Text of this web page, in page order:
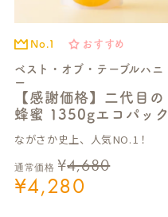
No.1 おすすめ
ベスト・オブ・テーブルハニ
ー
【感謝価格】二代目の
蜂蜜 1350gエコパック
ながさか史上、人気NO.1！
通常価格 ¥4,680
¥4,280